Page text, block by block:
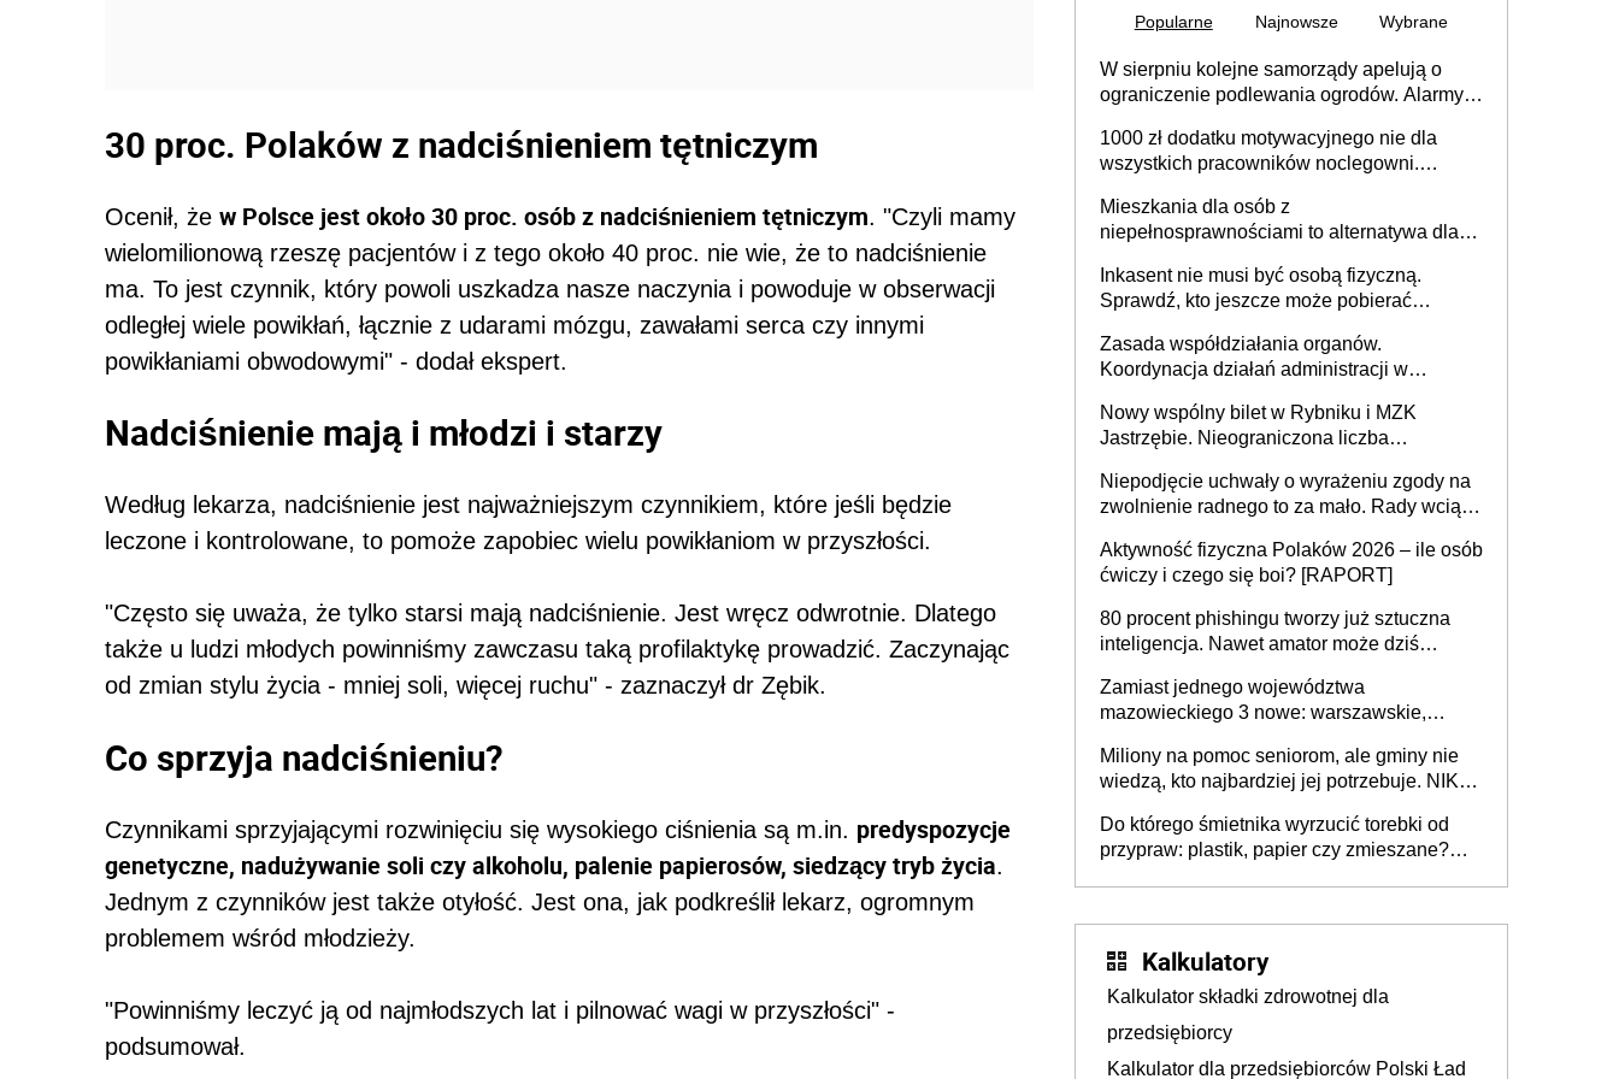
30 proc. Polaków z nadciśnieniem tętniczym
Ocenił, że w Polsce jest około 30 proc. osób z nadciśnieniem tętniczym. "Czyli mamy
wielomilionową rzeszę pacjentów i z tego około 40 proc. nie wie, że to nadciśnienie
ma. To jest czynnik, który powoli uszkadza nasze naczynia i powoduje w obserwacji
odległej wiele powikłań, łącznie z udarami mózgu, zawałami serca czy innymi
powikłaniami obwodowymi" - dodał ekspert.
Nadciśnienie mają i młodzi i starzy
Według lekarza, nadciśnienie jest najważniejszym czynnikiem, które jeśli będzie
leczone i kontrolowane, to pomoże zapobiec wielu powikłaniom w przyszłości.
"Często się uważa, że tylko starsi mają nadciśnienie. Jest wręcz odwrotnie. Dlatego
także u ludzi młodych powinniśmy zawczasu taką profilaktykę prowadzić. Zaczynając
od zmian stylu życia - mniej soli, więcej ruchu" - zaznaczył dr Zębik.
Co sprzyja nadciśnieniu?
Czynnikami sprzyjającymi rozwinięciu się wysokiego ciśnienia są m.in. predyspozycje
genetyczne, nadużywanie soli czy alkoholu, palenie papierosów, siedzący tryb życia.
Jednym z czynników jest także otyłość. Jest ona, jak podkreślił lekarz, ogromnym
problemem wśród młodzieży.
"Powinniśmy leczyć ją od najmłodszych lat i pilnować wagi w przyszłości" -
podsumował.
Popularne Najnowsze Wybrane
W sierpniu kolejne samorządy apelują o
ograniczenie podlewania ogrodów. Alarmy w
może objąć cały kraj
1000 zł dodatku motywacyjnego nie dla
wszystkich pracowników noclegowni.
Mieszkania dla osób z
niepełnosprawnościami to alternatywa dla
samodzielnie lub z rodziną
Inkasent nie musi być osobą fizyczną.
Sprawdź, kto jeszcze może pobierać
Zasada współdziałania organów.
Koordynacja działań administracji w
Nowy wspólny bilet w Rybniku i MZK
Jastrzębie. Nieograniczona liczba
Niepodjęcie uchwały o wyrażeniu zgody na
zwolnienie radnego to za mało. Rady wciąż
rozstrzygać sprawy
Aktywność fizyczna Polaków 2026 – ile osób
ćwiczy i czego się boi? [RAPORT]
80 procent phishingu tworzy już sztuczna
inteligencja. Nawet amator może dziś
Zamiast jednego województwa
mazowieckiego 3 nowe: warszawskie,
Europie nie ma tak dużych jednostek
stołecznych
Miliony na pomoc seniorom, ale gminy nie
wiedzą, kto najbardziej jej potrzebuje. NIK
Do którego śmietnika wyrzucić torebki od
przypraw: plastik, papier czy zmieszane?
Kalkulatory
Kalkulator składki zdrowotnej dla
przedsiębiorcy
Kalkulator dla przedsiębiorców Polski Ład